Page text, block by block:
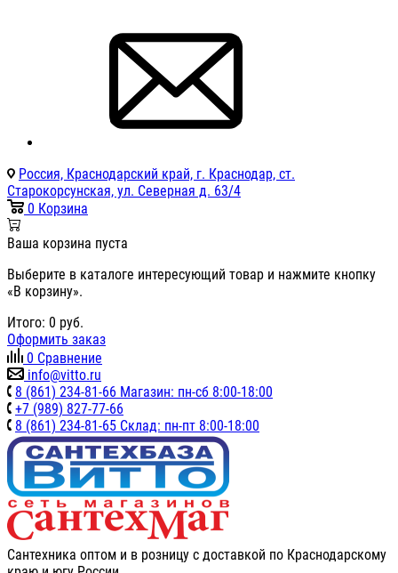
Россия, Краснодарский край, г. Краснодар, ст.
Старокорсунская, ул. Северная д. 63/4
0 Корзина
Ваша корзина пуста
Выберите в каталоге интересующий товар и нажмите кнопку
«В корзину».
Итого: 0 руб.
Оформить заказ
0 Сравнение
info@vitto.ru
8 (861) 234-81-66 Магазин: пн-сб 8:00-18:00
+7 (989) 827-77-66
8 (861) 234-81-65 Склад: пн-пт 8:00-18:00
Сантехника оптом и в розницу с доставкой по Краснодарскому